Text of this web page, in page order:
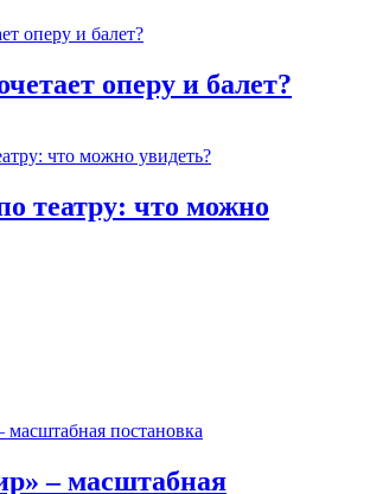
оперу и балет?
театру: что можно
– масштабная